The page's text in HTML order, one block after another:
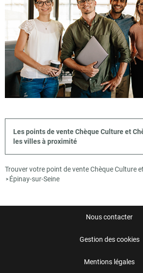
Les points de vente Chèque Culture et
les villes à proximité
Trouver votre point de vente Chèque Culture
> Épinay-sur-Seine
Nous contacter
Gestion des cookies
Mentions légales